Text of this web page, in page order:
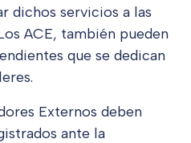
dichos servicios a las
ACE, también pueden
que se dedican
Externos deben
ante la